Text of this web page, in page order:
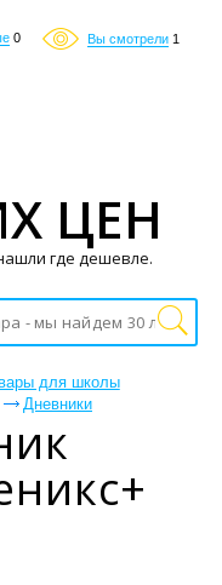
0 Вы смотрели 1
для школы
Дневники
ЦЕН
где дешевле.